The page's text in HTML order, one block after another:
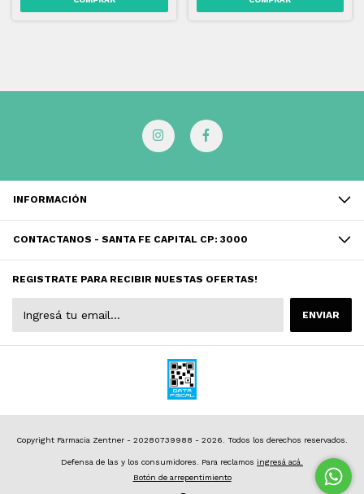
INFORMACIÓN
CONTACTANOS - SANTA FE CAPITAL CP: 3000
REGISTRATE PARA RECIBIR NUESTAS OFERTAS!
Copyright Farmacia Zentner - 20280739988 - 2026. Todos los derechos reservados.
Defensa de las y los consumidores. Para reclamos ingresá acá.
Botón de arrepentimiento